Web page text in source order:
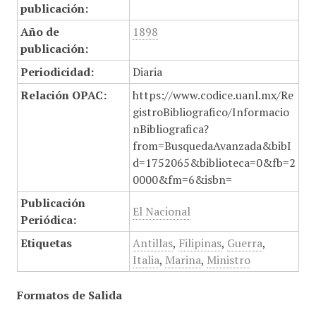
publicación:
Año de
publicación:
1898
Periodicidad:
Diaria
Relación OPAC:
https://www.codice.uanl.mx/Re
gistroBibliografico/Informacio
nBibliografica?
from=BusquedaAvanzada&bibI
d=1752065&biblioteca=0&fb=2
0000&fm=6&isbn=
Publicación
Periódica:
El Nacional
Etiquetas Antillas, Filipinas, Guerra,
Italia, Marina, Ministro
Formatos de Salida